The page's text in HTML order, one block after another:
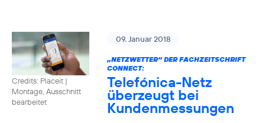
Credits: Placeit |
Montage, Ausschnitt
bearbeitet
09. Januar 2018
„NETZWETTER“ DER FACHZEITSCHRIFT
CONNECT:
Telefónica-Netz
überzeugt bei
Kundenmessungen